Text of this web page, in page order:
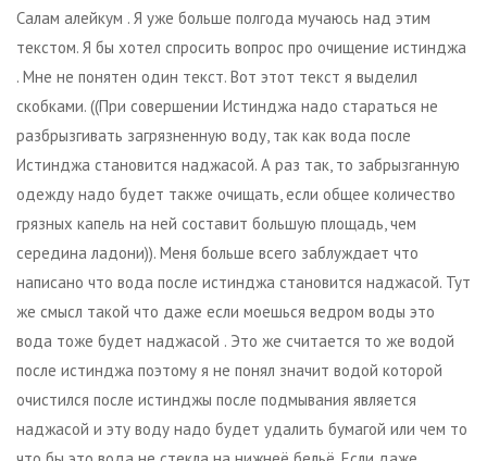
Салам алейкум . Я уже больше полгода мучаюсь над этим
текстом. Я бы хотел спросить вопрос про очищение истинджа
. Мне не понятен один текст. Вот этот текст я выделил
скобками. ((При совершении Истинджа надо стараться не
разбрызгивать загрязненную воду, так как вода после
Истинджа становится наджасой. А раз так, то забрызганную
одежду надо будет также очищать, если общее количество
грязных капель на ней составит большую площадь, чем
середина ладони)). Меня больше всего заблуждает что
написано что вода после истинджа становится наджасой. Тут
же смысл такой что даже если моешься ведром воды это
вода тоже будет наджасой . Это же считается то же водой
после истинджа поэтому я не понял значит водой которой
очистился после истинджы после подмывания является
наджасой и эту воду надо будет удалить бумагой или чем то